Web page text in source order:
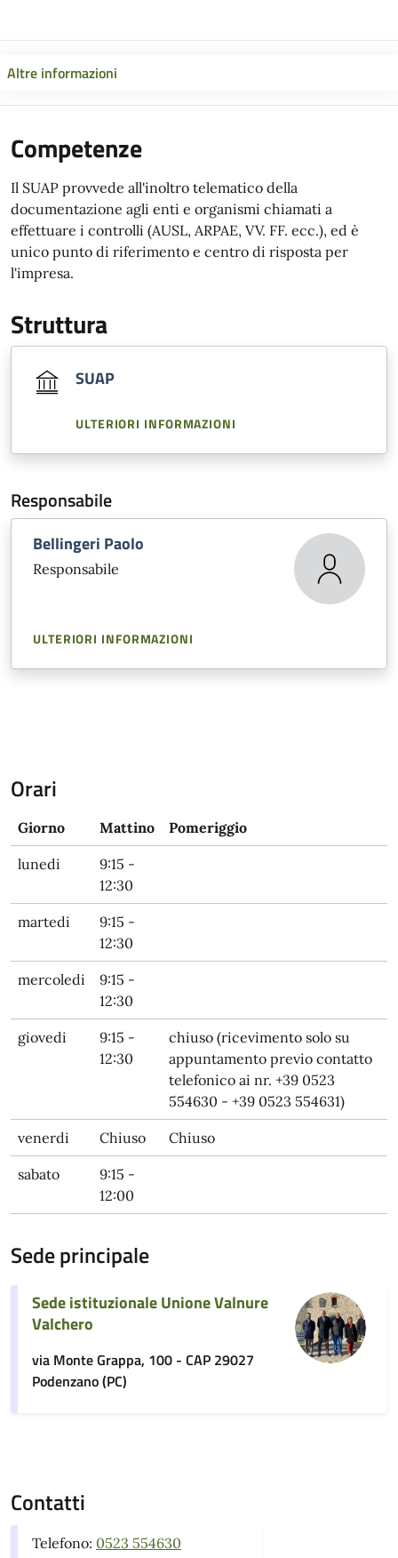
Altre informazioni
Competenze
Il SUAP provvede all'inoltro telematico della
documentazione agli enti e organismi chiamati a
effettuare i controlli (AUSL, ARPAE, VV. FF. ecc.), ed è
unico punto di riferimento e centro di risposta per
l'impresa.
Struttura
SUAP
ULTERIORI INFORMAZIONI
Responsabile
Bellingeri Paolo
Responsabile
ULTERIORI INFORMAZIONI
Orari
Giorno Mattino Pomeriggio
lunedi
9:15 -
12:30
martedi
9:15 -
12:30
mercoledi
9:15 -
12:30
giovedi
9:15 -
12:30
chiuso (ricevimento solo su
appuntamento previo contatto
telefonico ai nr. +39 0523
554630 - +39 0523 554631)
venerdi Chiuso Chiuso
sabato
9:15 -
12:00
Sede principale
Sede istituzionale Unione Valnure
Valchero
via Monte Grappa, 100 - CAP 29027
Podenzano (PC)
Contatti
Telefono: 0523 554630